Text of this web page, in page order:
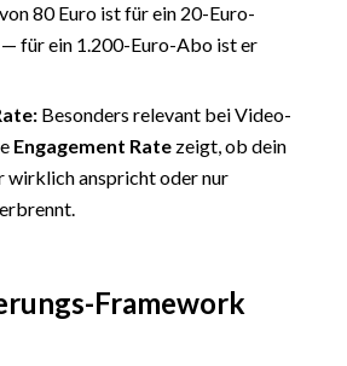
80 Euro ist für ein 20-Euro-
für ein 1.200-Euro-Abo ist er
:Besonders relevant bei Video-
Engagement Ratezeigt, ob dein
wirklich anspricht oder nur
Framework